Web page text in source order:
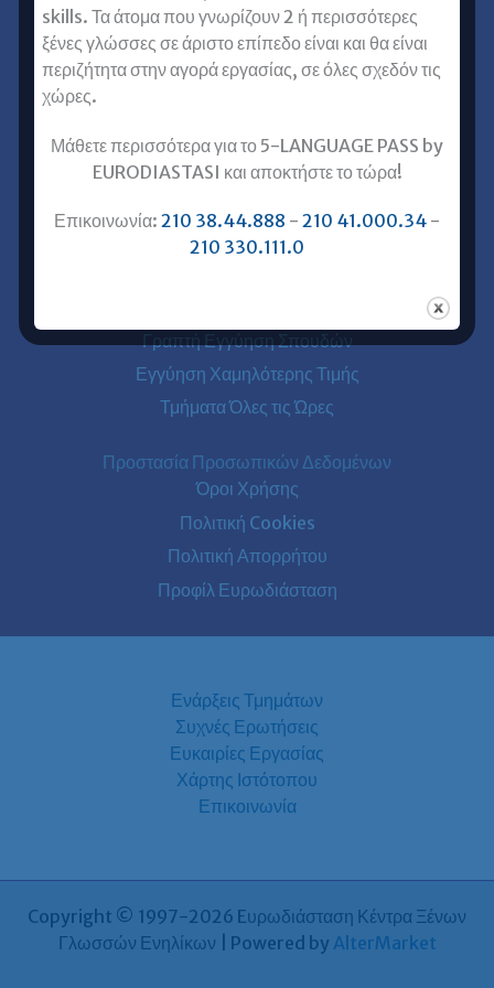
Ξένες Γλώσσες για Ενήλικες
Αγγλικά για Ενήλικες
Ισπανικά για Ενήλικες
Χρήσιμα
Γραπτή Εγγύηση Σπουδών
Εγγύηση Χαμηλότερης Τιμής
Τμήματα Όλες τις Ώρες
Προστασία Προσωπικών Δεδομένων
Όροι Χρήσης
Πολιτική Cookies
Πολιτική Απορρήτου
Προφίλ Ευρωδιάσταση
Ενάρξεις Τμημάτων
Συχνές Ερωτήσεις
Ευκαιρίες Εργασίας
Χάρτης Ιστότοπου
Επικοινωνία
Copyright © 1997-2026 Eυρωδιάσταση Κέντρα Ξένων
Γλωσσών Ενηλίκων | Powered by AlterMarket
skills. Τα άτομα που γνωρίζουν 2 ή περισσότερες
ξένες γλώσσες σε άριστο επίπεδο είναι και θα είναι
περιζήτητα στην αγορά εργασίας, σε όλες σχεδόν τις
χώρες.
Μάθετε περισσότερα για το 5-LANGUAGE PASS by
EURODIASTASI και αποκτήστε το τώρα!
Επικοινωνία: 210 38.44.888 - 210 41.000.34 -
210 330.111.0